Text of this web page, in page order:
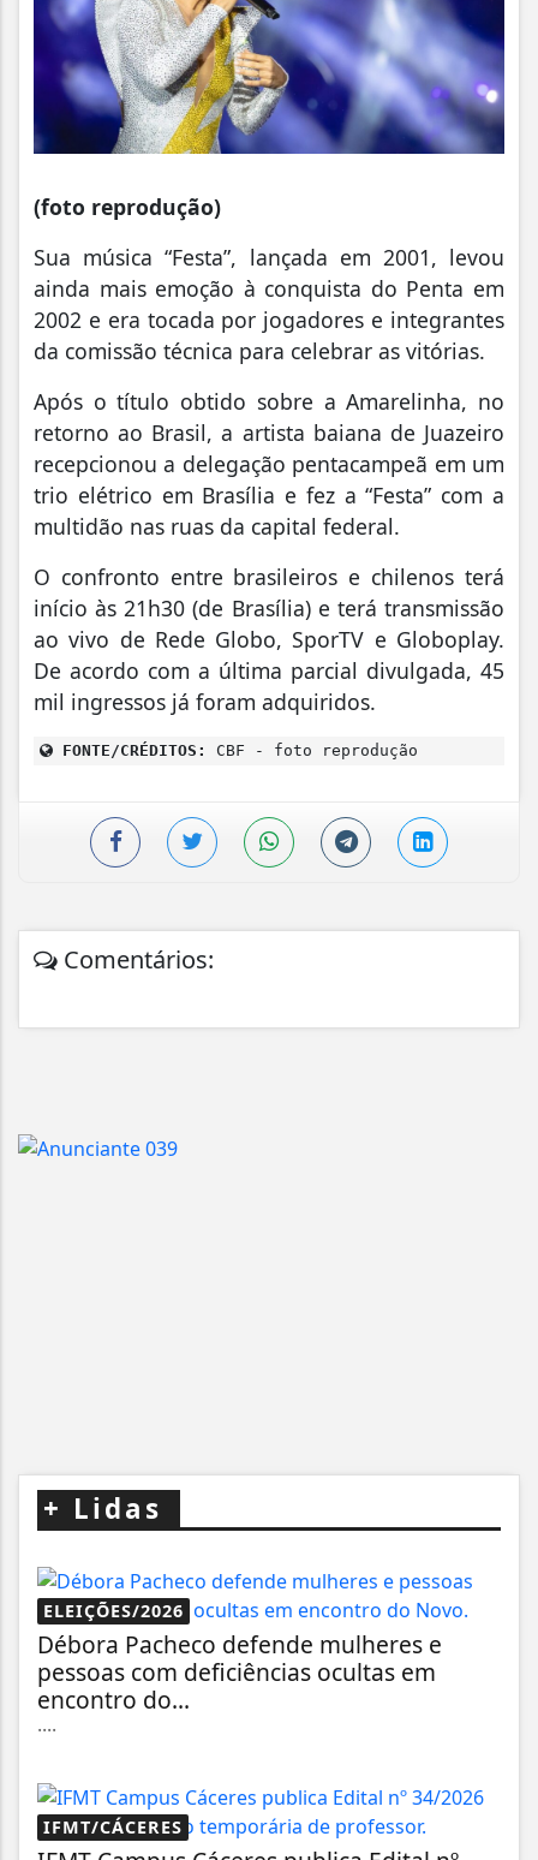
(foto reprodução)
Sua música “Festa”, lançada em 2001, levou
ainda mais emoção à conquista do Penta em
2002 e era tocada por jogadores e integrantes
da comissão técnica para celebrar as vitórias.
Após o título obtido sobre a Amarelinha, no
retorno ao Brasil, a artista baiana de Juazeiro
recepcionou a delegação pentacampeã em um
trio elétrico em Brasília e fez a “Festa” com a
multidão nas ruas da capital federal.
O confronto entre brasileiros e chilenos terá
início às 21h30 (de Brasília) e terá transmissão
ao vivo de Rede Globo, SporTV e Globoplay.
De acordo com a última parcial divulgada, 45
mil ingressos já foram adquiridos.
FONTE/CRÉDITOS: CBF - foto reprodução
Comentários:
+ Lidas
ELEIÇÕES/2026
Débora Pacheco defende mulheres e
pessoas com deficiências ocultas em
encontro do...
....
IFMT/CÁCERES